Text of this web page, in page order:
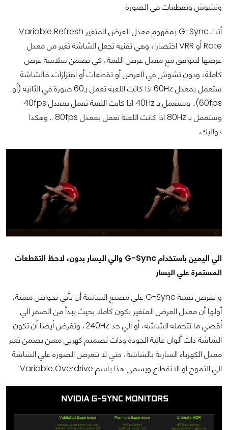
وتشوش وتقطعات في الصورة.
أتت G-Sync بمفهوم معدل العرض المتغير Variable Refresh
Rate أو VRR اختصارا، وهي تقنية تجعل الشاشة تغير من معدل
عرضها لتتوافق مع معدل عرض اللعبة، كي تضمن سلاسة عرض
كاملة، ودون تشوش في العرض أو تقطعات أو اهتزازات. فالشاشة
ستعمل بمعدل 60Hz اذا كانت اللعبة تعمل بـ60 صورة في الثانية (أو
60fps).. وستعمل بـ 40Hz اذا كانت اللعبة تعمل بمعدل 40fps
وستعمل بـ 80Hz اذا كانت اللعبة تعمل بمعدل 80fps .. وهكذا
دواليك.
الي اليمين باستخدام G-Sync والي اليسار بدون، لاحظ التقطعات
المستمرة علي اليسار
و تفرض تقنية G-Sync علي مصنع الشاشة أن تأتي بخواص معينة،
أولها أن معدل العرض المتغير يكون كاملا بحيث يبدأ من الصفر الي
أقصي ما تتحمله الشاشة، أو الي حد 240Hz، وتفرض أيضا أن تكون
الشاشة ذات ألوان عالية الجودة وذات تصميم كهربي معين يضمن تغير
معدل الكهرباء السارية بالشاشة، حتي لا تتعرض الصورة علي الشاشة
الي التموج او الانقطاع ويسمي هذا باسم Variable Overdrive.